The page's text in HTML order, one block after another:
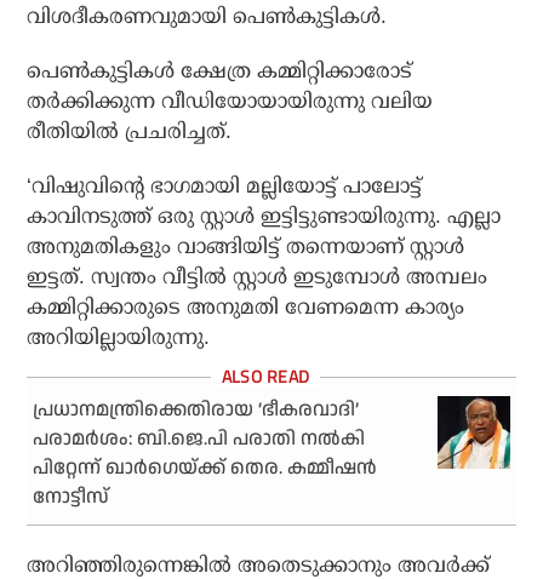
വിശദീകരണവുമായി പെണ്‍കുട്ടികള്‍.
പെണ്‍കുട്ടികള്‍ ക്ഷേത്ര കമ്മിറ്റിക്കാരോട്
തര്‍ക്കിക്കുന്ന വീഡിയോയായിരുന്നു വലിയ
രീതിയില്‍ പ്രചരിച്ചത്.
‘വിഷുവിന്റെ ഭാഗമായി മല്ലിയോട്ട് പാലോട്ട്
കാവിനടുത്ത് ഒരു സ്റ്റാള്‍ ഇട്ടിട്ടുണ്ടായിരുന്നു. എല്ലാ
അനുമതികളും വാങ്ങിയിട്ട് തന്നെയാണ് സ്റ്റാള്‍
ഇട്ടത്. സ്വന്തം വീട്ടില്‍ സ്റ്റാള്‍ ഇടുമ്പോള്‍ അമ്പലം
കമ്മിറ്റിക്കാരുടെ അനുമതി വേണമെന്ന കാര്യം
അറിയില്ലായിരുന്നു.
പ്രധാനമന്ത്രിക്കെതിരായ ‘ഭീകരവാദി’
പരാമര്‍ശം: ബി.ജെ.പി പരാതി നല്‍കി
പിറ്റേന്ന് ഖാര്‍ഗെയ്ക്ക് തെര. കമ്മീഷന്‍
നോട്ടീസ്
അറിഞ്ഞിരുന്നെങ്കില്‍ അതെടുക്കാനും അവര്‍ക്ക്